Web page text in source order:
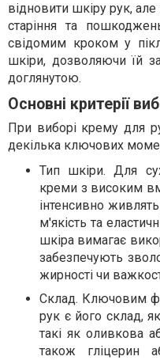
відновити шкіру рук, але
старіння та
свідомим кроком у
шкіри, дозволяючи їй
доглянутою.
Основні критерії
При виборі крему для
декілька ключових
Тип шкіри. Для
креми з високим
інтенсивно
м'якість та
шкіра вимагає
забезпечують
жирності чи
Склад. Ключовим
рук є його склад,
такі як оливкова
також гліцерин